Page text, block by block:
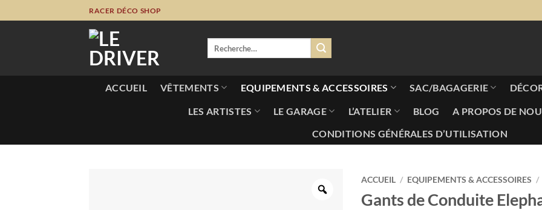
au
RACER DÉCO SHOP
ACCUEIL VÊTEMENTS EQUIPEMENTS & ACCESSOIRES SAC/BAGAGERIE
LES ARTISTES LE GARAGE L’ATELIER BLOG A PROPOS DE
CONDITIONS GÉNÉRALES D’UTILISATION
ACCUEIL / EQUIPEMENTS & ACCESSOIRES /
Gants de Conduite